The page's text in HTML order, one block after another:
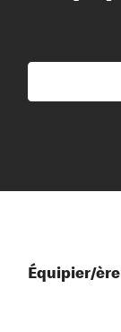
Équipier/